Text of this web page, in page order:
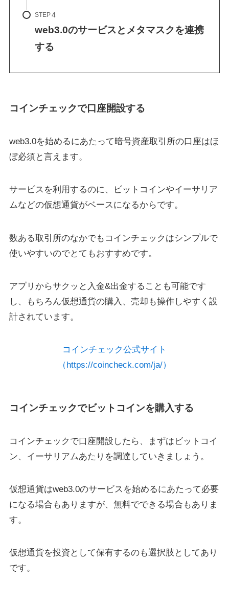
STEP
web3.0のサービスとメタマスクを連携
する
コインチェックで口座開設する
web3.0を始めるにあたって暗号資産取引所の口座はほ
ぼ必須と言えます。
サービスを利用するのに、ビットコインやイーサリア
ムなどの仮想通貨がベースになるからです。
数ある取引所のなかでもコインチェックはシンプルで
使いやすいのでとてもおすすめです。
アプリからサクッと入金&出金することも可能です
し、もちろん仮想通貨の購入、売却も操作しやすく設
計されています。
コインチェック公式サイト
（https://coincheck.com/ja/）
コインチェックでビットコインを購入する
コインチェックで口座開設したら、まずはビットコイ
ン、イーサリアムあたりを調達していきましょう。
仮想通貨はweb3.0のサービスを始めるにあたって必要
になる場合もありますが、無料でできる場合もありま
す。
仮想通貨を投資として保有するのも選択肢としてあり
です。